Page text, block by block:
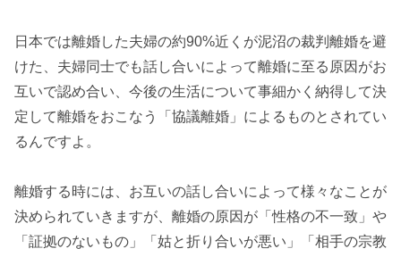
日本では離婚した夫婦の約90%近く が泥沼の裁判離婚を避
けた、夫婦同士でも話し合いによって離婚に至る原因がお
互いで認め合い、今後の生活について事細かく納得して決
定して離婚をおこなう「 協議離婚 」によるものとされてい
るんですよ。
離婚する時には、お互いの話し合いによって様々なことが
決められていきますが、離婚の原因が「性格の不一致 」や
「証拠のないもの」「姑と折り合いが悪い」「相手の宗教